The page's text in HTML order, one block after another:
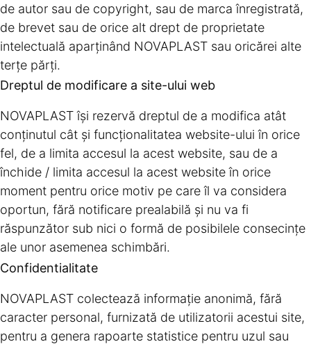
de autor sau de copyright, sau de marca înregistrată,
de brevet sau de orice alt drept de proprietate
intelectuală aparţinând NOVAPLAST sau oricărei alte
terţe părţi.
Dreptul de modificare a site-ului web
NOVAPLAST îşi rezervă dreptul de a modifica atât
conţinutul cât şi funcţionalitatea website-ului în orice
fel, de a limita accesul la acest website, sau de a
închide / limita accesul la acest website în orice
moment pentru orice motiv pe care îl va considera
oportun, fără notificare prealabilă şi nu va fi
răspunzător sub nici o formă de posibilele consecinţe
ale unor asemenea schimbări.
Confidentialitate
NOVAPLAST colectează informaţie anonimă, fără
caracter personal, furnizată de utilizatorii acestui site,
pentru a genera rapoarte statistice pentru uzul sau